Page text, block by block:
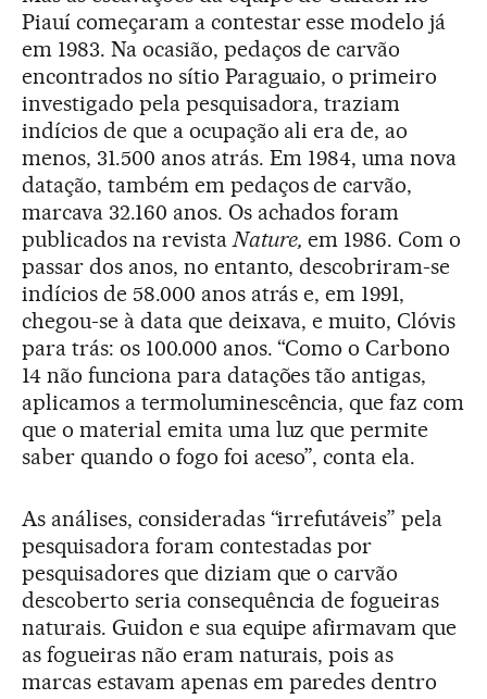
Piauí começaram a contestar esse modelo já
em 1983. Na ocasião, pedaços de carvão
encontrados no sítio Paraguaio, o primeiro
investigado pela pesquisadora, traziam
indícios de que a ocupação ali era de, ao
menos, 31.500 anos atrás. Em 1984, uma nova
datação, também em pedaços de carvão,
marcava 32.160 anos. Os achados foram
publicados na revistaNature,em 1986. Com o
passar dos anos, no entanto, descobriram-se
indícios de 58.000 anos atrás e, em 1991,
chegou-se à data que deixava, e muito, Clóvis
para trás: os 100.000 anos. “Como o Carbono
14 não funciona para datações tão antigas,
aplicamos a termoluminescência, que faz com
que o material emita uma luz que permite
saber quando o fogo foi aceso”, conta ela.
As análises, consideradas “irrefutáveis” pela
pesquisadora foram contestadas por
pesquisadores que diziam que o carvão
descoberto seria consequência de fogueiras
naturais. Guidon e sua equipe afirmavam que
as fogueiras não eram naturais, pois as
marcas estavam apenas em paredes dentro